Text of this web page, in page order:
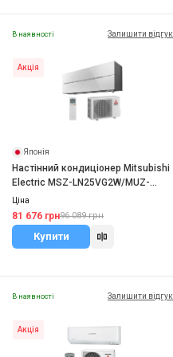
В наявності Залишити відгук
Акція
Японія
Настінний кондиціонер Mitsubishi
Electric MSZ-LN25VG2W/MUZ-
LN25VG2
Ціна
81 676 грн96 089 грн
Купити
В наявності Залишити відгук
Акція